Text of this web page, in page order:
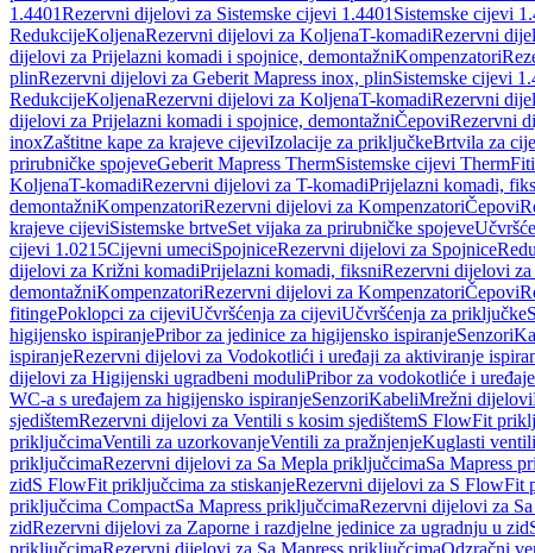
1.4401Rezervni dijelovi za Sistemske cijevi 1.4401 Sistemske cijevi
RedukcijeKoljenaRezervni dijelovi za KoljenaT-komadiRezervni
dijelovi za Prijelazni komadi i spojnice, demontažniKompenzatori
plinRezervni dijelovi za Geberit Mapress inox, plinSistemske cijevi
RedukcijeKoljenaRezervni dijelovi za KoljenaT-komadiRezervni
dijelovi za Prijelazni komadi i spojnice, demontažniČepoviRezervni
inoxZaštitne kape za krajeve cijeviIzolacije za priključkeBrtvila za
prirubničke spojeveGeberit Mapress ThermSistemske cijevi Therm
KoljenaT-komadiRezervni dijelovi za T-komadiPrijelazni komadi,
demontažniKompenzatoriRezervni dijelovi za KompenzatoriČepovi
krajeve cijeviSistemske brtveSet vijaka za prirubničke spojeve
cijevi 1.0215Cijevni umeciSpojniceRezervni dijelovi za Spojnice
dijelovi za Križni komadiPrijelazni komadi, fiksniRezervni dijelovi
demontažniKompenzatoriRezervni dijelovi za KompenzatoriČepovi
fitingePoklopci za cijeviUčvršćenja za cijeviUčvršćenja za priključke
higijensko ispiranjePribor za jedinice za higijensko ispiranjeSenzori
ispiranjeRezervni dijelovi za Vodokotlići i uređaji za aktiviranje
dijelovi za Higijenski ugradbeni moduliPribor za vodokotliće i
WC-a s uređajem za higijensko ispiranjeSenzoriKabeliMrežni dijelovi
sjedištemRezervni dijelovi za Ventili s kosim sjedištemS FlowFit
priključcimaVentili za uzorkovanjeVentili za pražnjenjeKuglasti ventili
priključcimaRezervni dijelovi za Sa Mepla priključcimaSa Mapress
zidS FlowFit priključcima za stiskanjeRezervni dijelovi za S FlowFit
priključcima CompactSa Mapress priključcimaRezervni dijelovi za
zidRezervni dijelovi za Zaporne i razdjelne jedinice za ugradnju u zid
priključcimaRezervni dijelovi za Sa Mapress priključcimaOdzračni